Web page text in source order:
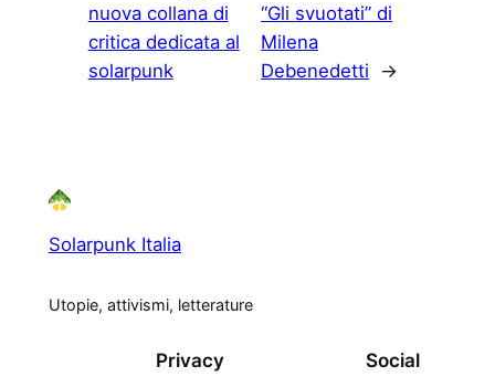
nuova collana di
critica dedicata al
solarpunk
“Gli svuotati” di
Milena
Debenedetti
→
Solarpunk Italia
Utopie, attivismi, letterature
Privacy Social